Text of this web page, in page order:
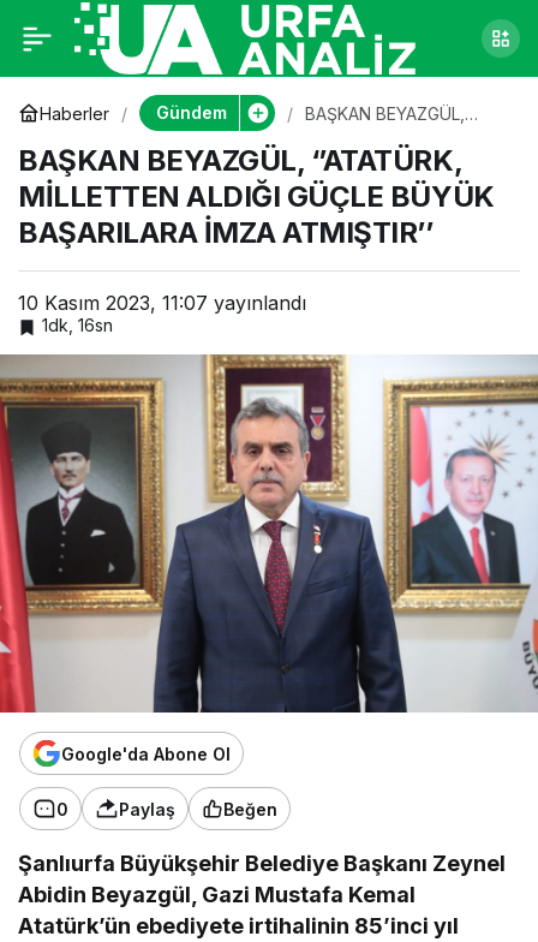
Haberler Gündem
BAŞKAN BEYAZGÜL,
ALDIĞI GÜÇLE BÜYÜK
BAŞARILARA İMZA
ATMIŞTIR’’
BAŞKAN BEYAZGÜL, ‘’ATATÜRK,
MİLLETTEN ALDIĞI GÜÇLE BÜYÜK
BAŞARILARA İMZA ATMIŞTIR’’
10 Kasım 2023, 11:07 yayınlandı
1dk, 16sn
Google'da Abone Ol
0 Paylaş Beğen
Şanlıurfa Büyükşehir Belediye Başkanı Zeynel
Abidin Beyazgül, Gazi Mustafa Kemal
Atatürk’ün ebediyete irtihalinin 85’inci yıl
BAŞKAN BEYAZGÜL,
‘’ATATÜRK,
MİLLETTEN ALDIĞI
GÜÇLE BÜYÜK
BAŞARILARA İMZA
0